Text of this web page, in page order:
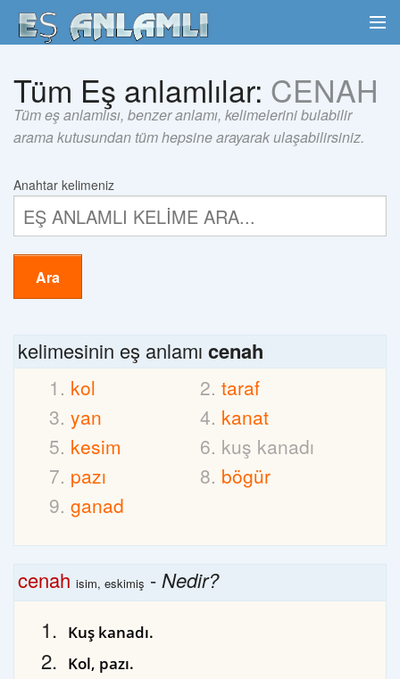
Tüm Eş anlamlılar: CENAH
Tüm eş anlamlısı, benzer anlamı, kelimelerini bulabilir
arama kutusundan tüm hepsine arayarak ulaşabilirsiniz.
Anahtar kelimeniz
Ara
kelimesinin eş anlamı cenah
kol
taraf
yan
kanat
kesim
kuş kanadı
pazı
bögür
ganad
cenah isim, eskimiş -Nedir?
Kuş kanadı.
Kol, pazı.